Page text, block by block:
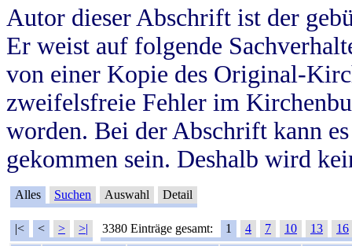
Autor dieser Abschrift ist der
Er weist auf folgende
von einer Kopie des Original-
zweifelsfreie Fehler im
worden. Bei der Abschrift kann
gekommen sein. Deshalb wird
Alles Suchen Auswahl Detail
|< < > >| 3380 Einträge gesamt: 1 4 7 10 13
16